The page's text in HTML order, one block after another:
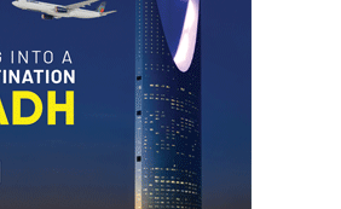
আর্ট’ এর সাফল্য, শ্রীমঙ্গলের আয়াত ও
আইরাহ ঝুলিতে ৪ পদক
লাউয়াছড়া জাতীয় উদ্যানের সিএমসি
হিসাবরক্ষক আবজালুল হকের
মৃত্যুতে,এলাকায় শোকের ছায়া